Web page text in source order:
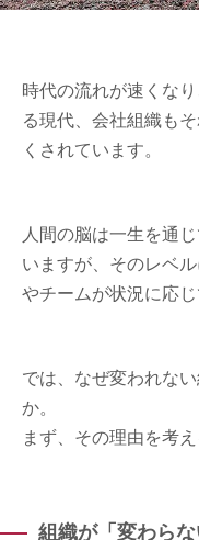
時代の流れが速くな
る現代、会社組織も
くされています。
人間の脳は一生を通
いますが、そのレベ
やチームが状況に応
では、なぜ変われな
か。
まず、その理由を考
組織が「変わら